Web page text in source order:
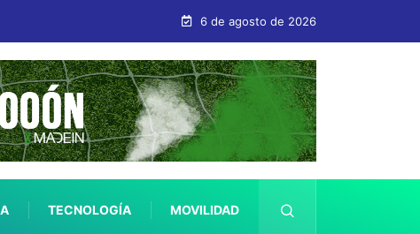
sus guías de respuesta municipal 6 de agosto de 2026
TECNOLOGÍA MOVILIDAD